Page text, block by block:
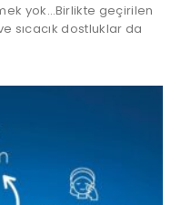
yok…Birlikte geçirilen
sıcacık dostluklar da